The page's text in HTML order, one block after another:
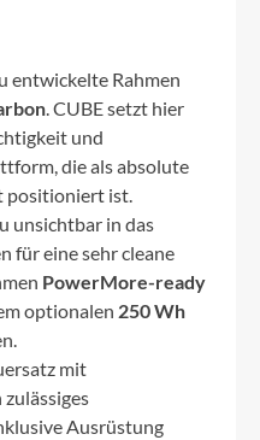
entwickelte Rahmen
. CUBE setzt hier
und
die als absolute
positioniert ist.
unsichtbar in das
für eine sehr cleane
PowerMore-ready
optionalen 250 Wh
mit
Ausrüstung